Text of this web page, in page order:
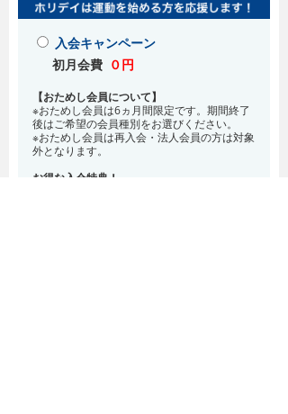
入会キャンペーン
初月会費 ０円
【おためし会員について】
※おためし会員は6ヵ月間限定です。期間終了
後はご希望の会員種別をお選びください。
※おためし会員は再入会・法人会員の方は対象
外となります。
お得な入会特典！